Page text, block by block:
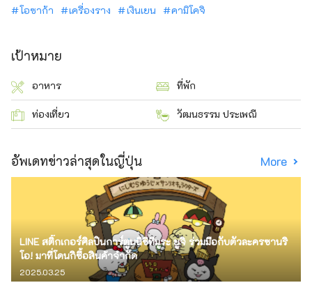
โอซาก้า
เครื่องราง เงินเยน คามิโคจิ
เป้าหมาย
อาหาร ที่พัก
ท่องเที่ยว วัฒนธรรม ประเพณี
อัพเดทข่าวล่าสุดในญี่ปุ่น More
LINE สติ๊กเกอร์ศิลปินการ์ตูนนิชิทีมูระ ยูจิ ร่วมมือกับตัวละครซานริ
โอ! มาที่โดนกิซื้อสินค้าจำกัด
2025.03.25